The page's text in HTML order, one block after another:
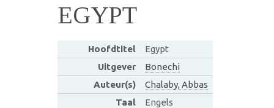
EGYPT
Hoofdtitel
Egypt
Uitgever
Bonechi
Auteur(s)
Chalaby, Abbas
Taal
Engels